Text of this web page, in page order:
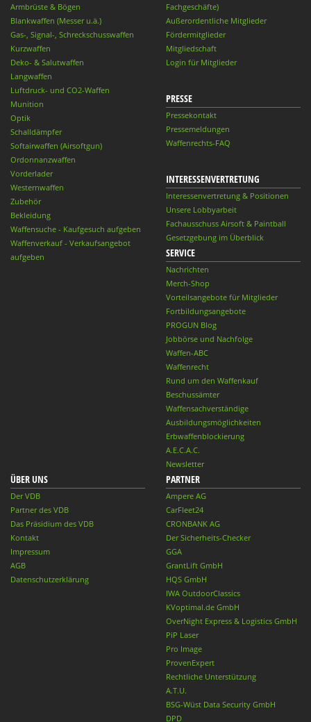
Armbrüste & Bögen
Blankwaffen (Messer u.ä.)
Gas-, Signal-, Schreckschusswaffen
Kurzwaffen
Deko- & Salutwaffen
Langwaffen
Luftdruck- und CO2-Waffen
Munition
Optik
Schalldämpfer
Softairwaffen (Airsoftgun)
Ordonnanzwaffen
Vorderlader
Westernwaffen
Zubehör
Bekleidung
Waffensuche - Kaufgesuch aufgeben
Waffenverkauf - Verkaufsangebot
aufgeben
Fachgeschäfte)
Außerordentliche Mitglieder
Fördermitglieder
Mitgliedschaft
Login für Mitglieder
PRESSE
Pressekontakt
Pressemeldungen
Waffenrechts-FAQ
INTERESSENVERTRETUNG
Interessenvertretung & Positionen
Unsere Lobbyarbeit
Fachausschuss Airsoft & Paintball
Gesetzgebung im Überblick
SERVICE
Nachrichten
Merch-Shop
Vorteilsangebote für Mitglieder
Fortbildungsangebote
PROGUN Blog
Jobbörse und Nachfolge
Waffen-ABC
Waffenrecht
Rund um den Waffenkauf
Beschussämter
Waffensachverständige
Ausbildungsmöglichkeiten
Erbwaffenblockierung
A.E.C.A.C.
Newsletter
ÜBER UNS
Der VDB
Partner des VDB
Das Präsidium des VDB
Kontakt
Impressum
AGB
Datenschutzerklärung
PARTNER
Ampere AG
CarFleet24
CRONBANK AG
Der Sicherheits-Checker
GGA
GrantLift GmbH
HQS GmbH
IWA OutdoorClassics
KVoptimal.de GmbH
OverNight Express & Logistics GmbH
PiP Laser
Pro Image
ProvenExpert
Rechtliche Unterstützung
A.T.U.
BSG-Wüst Data Security GmbH
DPD